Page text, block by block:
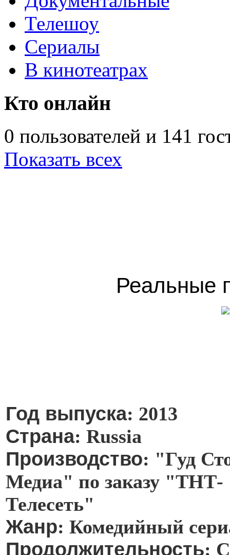
Телешоу
Сериалы
В кинотеатрах
Кто онлайн
0 пользователей и 141
Показать всех
Реальные
Год выпуска: 2013
Страна: Russia
Производство: "Гуд
Медиа" по заказу "ТНТ-
Телесеть"
Жанр: Комедийный
Продолжительность: